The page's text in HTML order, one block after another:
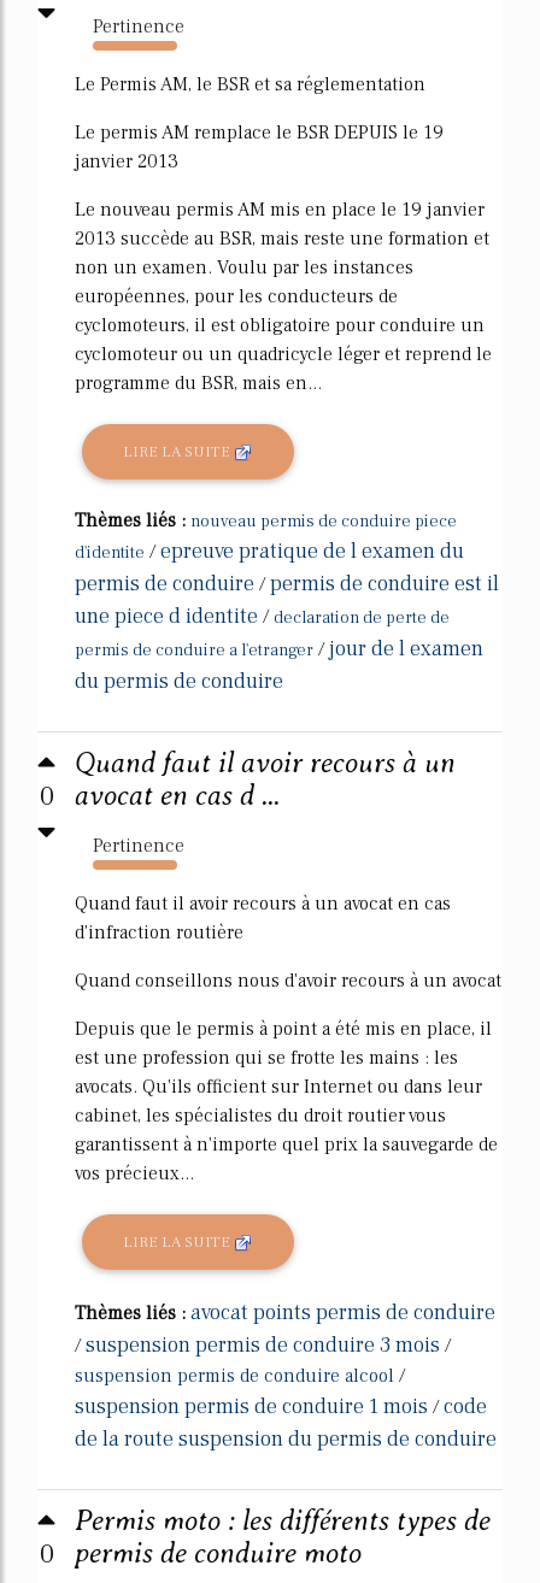
Pertinence
3628%
Le Permis AM, le BSR et sa réglementation
Le permis AM remplace le BSR DEPUIS le 19
janvier 2013
Le nouveau permis AM mis en place le 19 janvier
2013 succède au BSR, mais reste une formation et
non un examen. Voulu par les instances
européennes, pour les conducteurs de
cyclomoteurs, il est obligatoire pour conduire un
cyclomoteur ou un quadricycle léger et reprend le
programme du BSR, mais en...
LIRE LA SUITE
Thèmes liés : nouveau permis de conduire piece
d'identite /epreuve pratique de l examen du
permis de conduire /permis de conduire est il
une piece d identite / declaration de perte de
permis de conduire a l'etranger /jour de l examen
du permis de conduire
0
Quand faut il avoir recours à un
avocat en cas d ...
Pertinence
19783%
Quand faut il avoir recours à un avocat en cas
d'infraction routière
Quand conseillons nous d'avoir recours à un avocat
Depuis que le permis à point a été mis en place, il
est une profession qui se frotte les mains : les
avocats. Qu'ils officient sur Internet ou dans leur
cabinet, les spécialistes du droit routier vous
garantissent à n'importe quel prix la sauvegarde de
vos précieux...
LIRE LA SUITE
Thèmes liés : avocat points permis de conduire
/suspension permis de conduire 3 mois /
suspension permis de conduire alcool /
suspension permis de conduire 1 mois /code
de la route suspension du permis de conduire
0
Permis moto : les différents types de
permis de conduire moto